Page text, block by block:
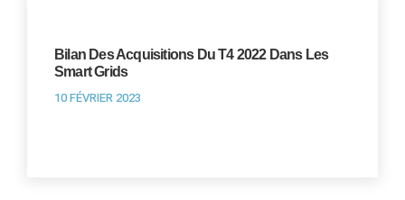
Bilan Des Acquisitions Du T4 2022 Dans Les
Smart Grids
10 FÉVRIER 2023